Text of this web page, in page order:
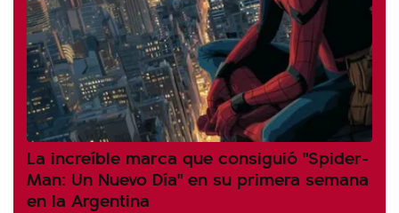
La increíble marca que consiguió "Spider-
Man: Un Nuevo Día" en su primera semana
en la Argentina